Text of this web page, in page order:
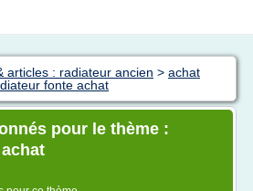
articles : radiateur ancien > achat
fonte achat
pour le thème :